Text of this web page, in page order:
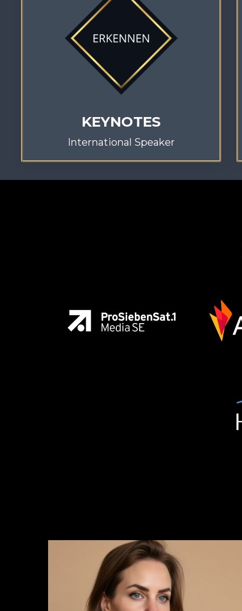
KEYNOTES
International Speaker